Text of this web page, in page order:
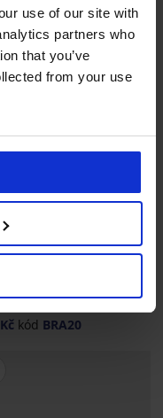
use of our site with
partners who
that you’ve
from your use
4,5
samodržící bez
kód BRA20